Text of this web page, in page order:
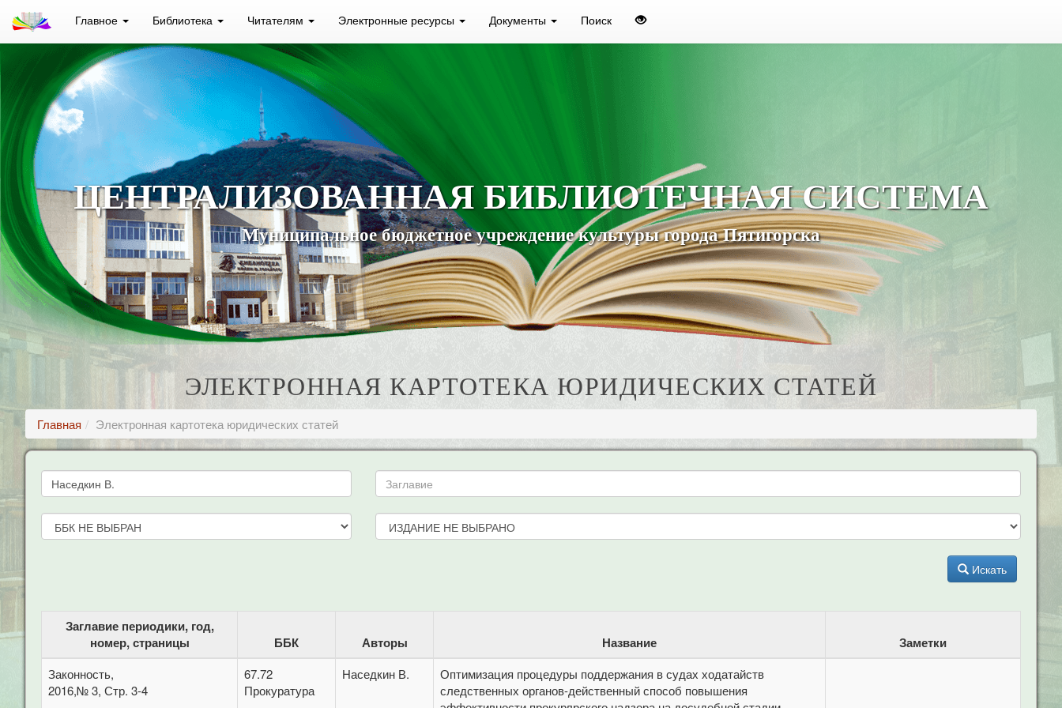
Главное Библиотека Читателям Электронные ресурсы Документы Поиск
ЦЕНТРАЛИЗОВАННАЯ БИБЛИОТЕЧНАЯ СИСТЕМА
Муниципальное бюджетное учреждение культуры города Пятигорска
ЭЛЕКТРОННАЯ КАРТОТЕКА ЮРИДИЧЕСКИХ СТАТЕЙ
Главная Электронная картотека юридических статей
Искать
Заглавие периодики, год,
номер, страницы
ББК Авторы Название Заметки
Законность,
2016,№ 3, Стр. 3-4
67.72
Прокуратура
Наседкин В.
Оптимизация процедуры поддержания в судах ходатайств
следственных органов-действенный способ повышения